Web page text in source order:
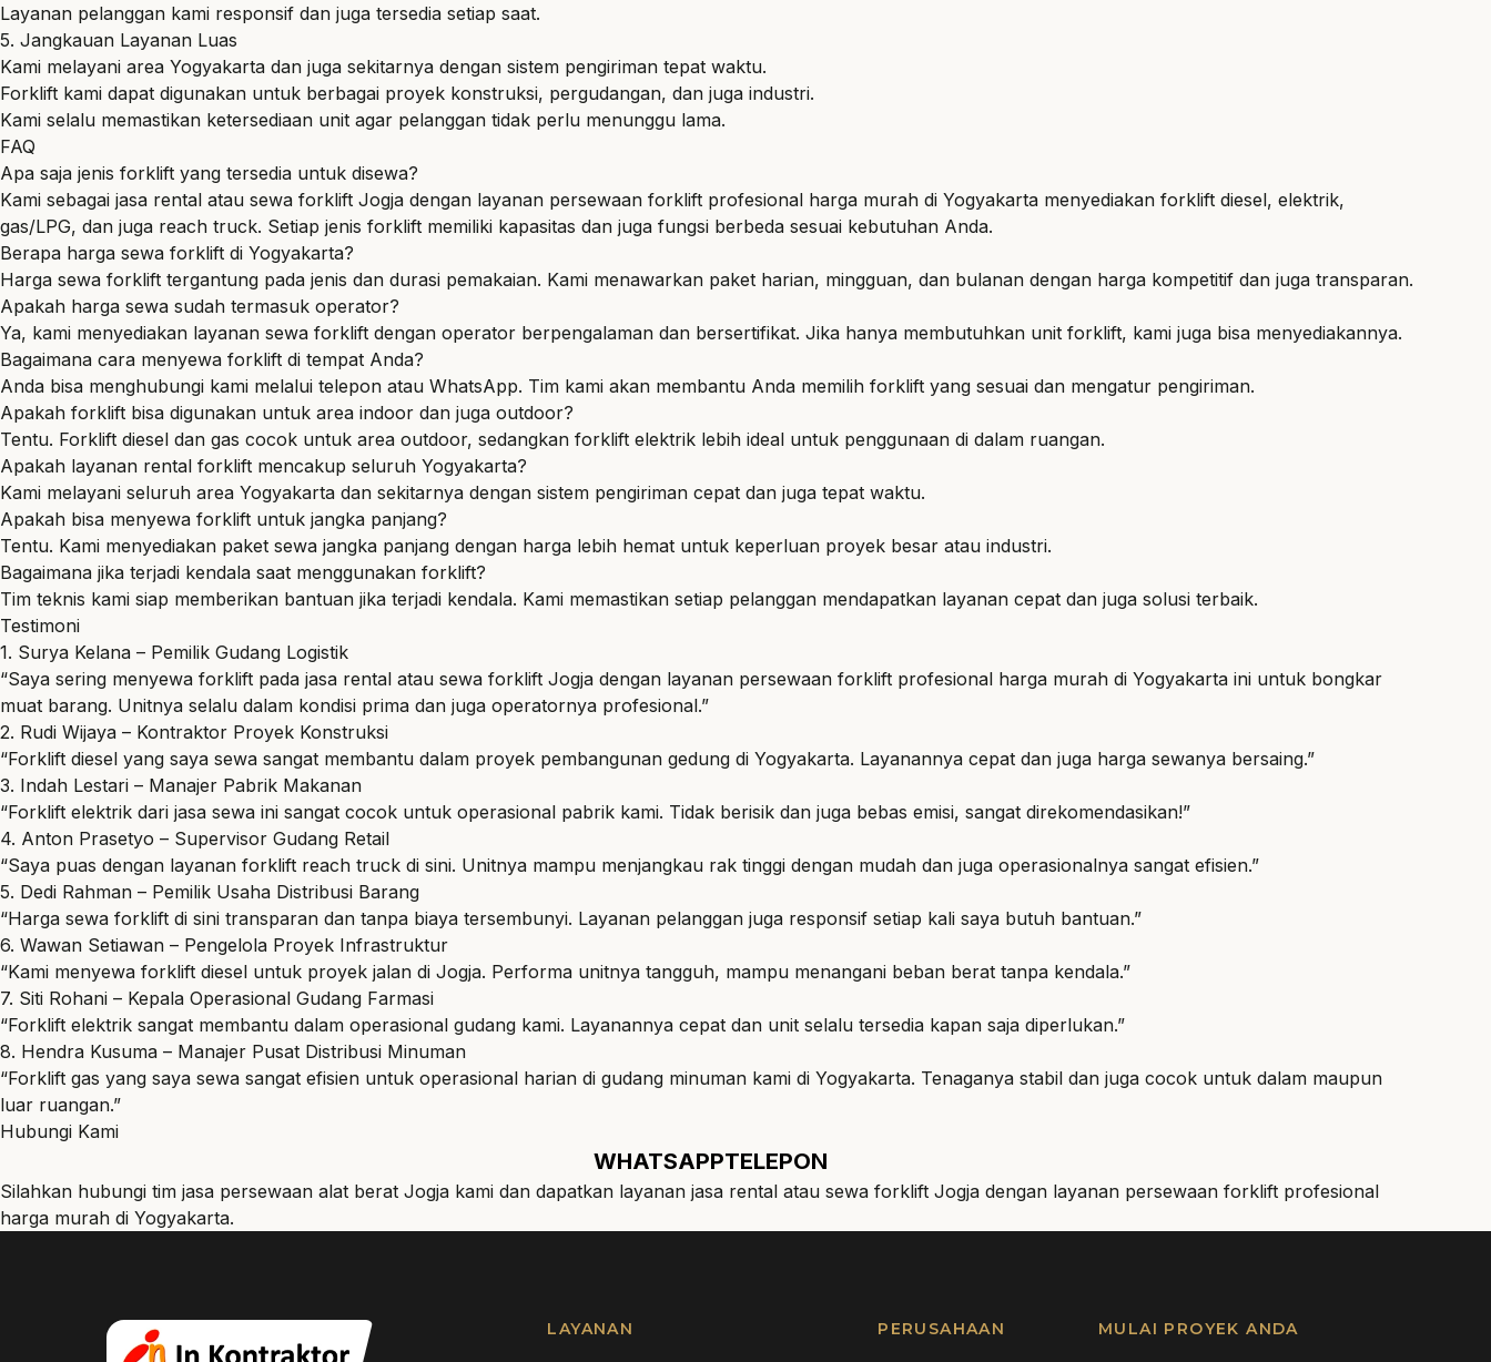
Layanan pelanggan kami responsif dan juga tersedia setiap saat.
5. Jangkauan Layanan Luas
Kami melayani area Yogyakarta dan juga sekitarnya dengan sistem pengiriman tepat waktu.
Forklift kami dapat digunakan untuk berbagai proyek konstruksi, pergudangan, dan juga industri.
Kami selalu memastikan ketersediaan unit agar pelanggan tidak perlu menunggu lama.
FAQ
Apa saja jenis forklift yang tersedia untuk disewa?
Kami sebagai jasa rental atau sewa forklift Jogja dengan layanan persewaan forklift profesional harga murah di Yogyakarta menyediakan forklift diesel, elektrik,
gas/LPG, dan juga reach truck. Setiap jenis forklift memiliki kapasitas dan juga fungsi berbeda sesuai kebutuhan Anda.
Berapa harga sewa forklift di Yogyakarta?
Harga sewa forklift tergantung pada jenis dan durasi pemakaian. Kami menawarkan paket harian, mingguan, dan bulanan dengan harga kompetitif dan juga transparan.
Apakah harga sewa sudah termasuk operator?
Ya, kami menyediakan layanan sewa forklift dengan operator berpengalaman dan bersertifikat. Jika hanya membutuhkan unit forklift, kami juga bisa menyediakannya.
Bagaimana cara menyewa forklift di tempat Anda?
Anda bisa menghubungi kami melalui telepon atau WhatsApp. Tim kami akan membantu Anda memilih forklift yang sesuai dan mengatur pengiriman.
Apakah forklift bisa digunakan untuk area indoor dan juga outdoor?
Tentu. Forklift diesel dan gas cocok untuk area outdoor, sedangkan forklift elektrik lebih ideal untuk penggunaan di dalam ruangan.
Apakah layanan rental forklift mencakup seluruh Yogyakarta?
Kami melayani seluruh area Yogyakarta dan sekitarnya dengan sistem pengiriman cepat dan juga tepat waktu.
Apakah bisa menyewa forklift untuk jangka panjang?
Tentu. Kami menyediakan paket sewa jangka panjang dengan harga lebih hemat untuk keperluan proyek besar atau industri.
Bagaimana jika terjadi kendala saat menggunakan forklift?
Tim teknis kami siap memberikan bantuan jika terjadi kendala. Kami memastikan setiap pelanggan mendapatkan layanan cepat dan juga solusi terbaik.
Testimoni
1. Surya Kelana – Pemilik Gudang Logistik
“Saya sering menyewa forklift pada jasa rental atau sewa forklift Jogja dengan layanan persewaan forklift profesional harga murah di Yogyakarta ini untuk bongkar
muat barang. Unitnya selalu dalam kondisi prima dan juga operatornya profesional.”
2. Rudi Wijaya – Kontraktor Proyek Konstruksi
“Forklift diesel yang saya sewa sangat membantu dalam proyek pembangunan gedung di Yogyakarta. Layanannya cepat dan juga harga sewanya bersaing.”
3. Indah Lestari – Manajer Pabrik Makanan
“Forklift elektrik dari jasa sewa ini sangat cocok untuk operasional pabrik kami. Tidak berisik dan juga bebas emisi, sangat direkomendasikan!”
4. Anton Prasetyo – Supervisor Gudang Retail
“Saya puas dengan layanan forklift reach truck di sini. Unitnya mampu menjangkau rak tinggi dengan mudah dan juga operasionalnya sangat efisien.”
5. Dedi Rahman – Pemilik Usaha Distribusi Barang
“Harga sewa forklift di sini transparan dan tanpa biaya tersembunyi. Layanan pelanggan juga responsif setiap kali saya butuh bantuan.”
6. Wawan Setiawan – Pengelola Proyek Infrastruktur
“Kami menyewa forklift diesel untuk proyek jalan di Jogja. Performa unitnya tangguh, mampu menangani beban berat tanpa kendala.”
7. Siti Rohani – Kepala Operasional Gudang Farmasi
“Forklift elektrik sangat membantu dalam operasional gudang kami. Layanannya cepat dan unit selalu tersedia kapan saja diperlukan.”
8. Hendra Kusuma – Manajer Pusat Distribusi Minuman
“Forklift gas yang saya sewa sangat efisien untuk operasional harian di gudang minuman kami di Yogyakarta. Tenaganya stabil dan juga cocok untuk dalam maupun
luar ruangan.”
Hubungi Kami
WHATSAPPTELEPON
Silahkan hubungi tim jasa persewaan alat berat Jogja kami dan dapatkan layanan jasa rental atau sewa forklift Jogja dengan layanan persewaan forklift profesional
harga murah di Yogyakarta.
LAYANAN PERUSAHAAN MULAI PROYEK ANDA